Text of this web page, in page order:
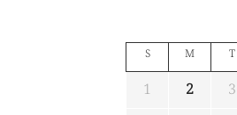
S M T
1 2 3